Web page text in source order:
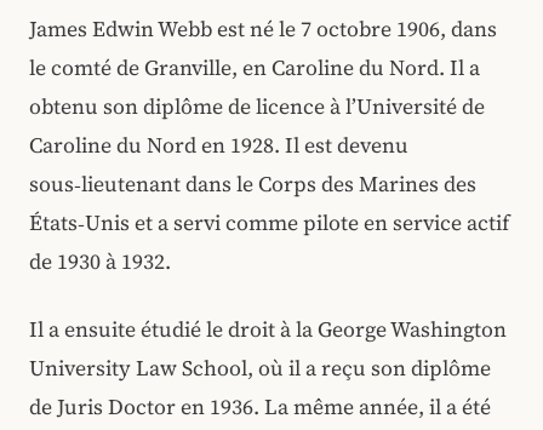
James Edwin Webb est né le 7 octobre 1906, dans
le comté de Granville, en Caroline du Nord. Il a
obtenu son diplôme de licence à l’Université de
Caroline du Nord en 1928. Il est devenu
sous‑lieutenant dans le Corps des Marines des
États‑Unis et a servi comme pilote en service actif
de 1930 à 1932.
Il a ensuite étudié le droit à la George Washington
University Law School, où il a reçu son diplôme
de Juris Doctor en 1936. La même année, il a été